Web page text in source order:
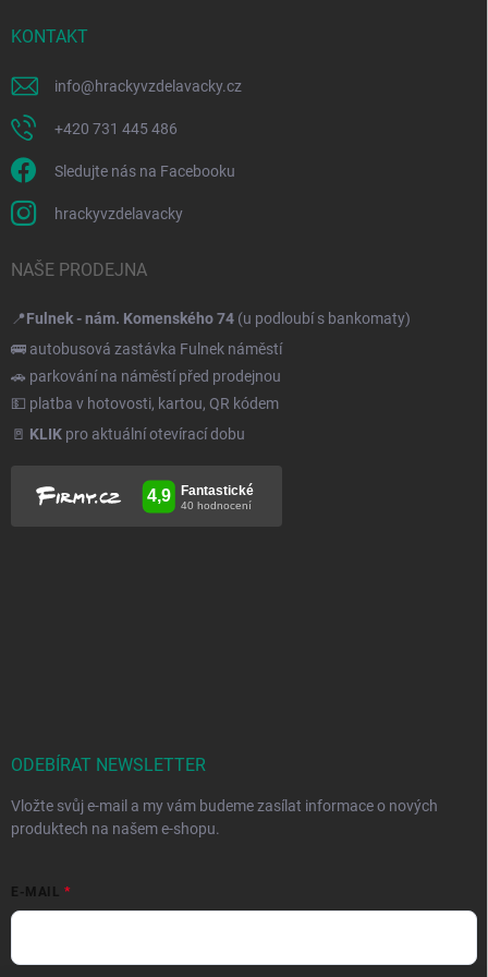
KONTAKT
info@hrackyvzdelavacky.cz
+420 731 445 486
Sledujte nás na Facebooku
hrackyvzdelavacky
NAŠE PRODEJNA
📍Fulnek - nám. Komenského 74 (u podloubí s bankomaty)
🚌 autobusová zastávka Fulnek náměstí
🚗 parkování na náměstí před prodejnou
💵 platba v hotovosti, kartou, QR kódem
🚪 KLIK pro aktuální otevírací dobu
ODEBÍRAT NEWSLETTER
Vložte svůj e-mail a my vám budeme zasílat informace o nových
produktech na našem e-shopu.
E-MAIL